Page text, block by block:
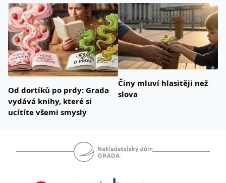
Od dortíků po prdy: Grada
vydává knihy, které si
ucítíte všemi smysly
Činy mluví hlasitěji než
slova